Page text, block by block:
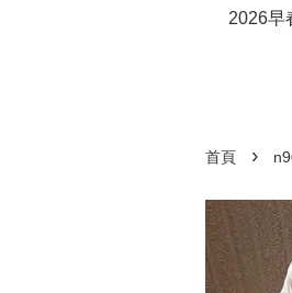
2026早
首頁 ›